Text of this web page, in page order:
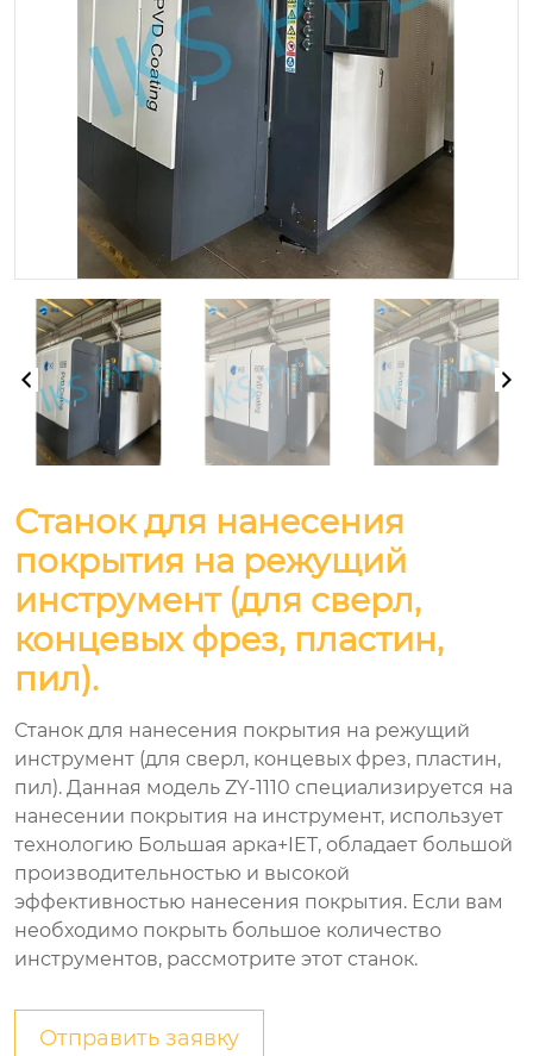
Станок для нанесения
покрытия на режущий
инструмент (для сверл,
концевых фрез, пластин,
пил).
Станок для нанесения покрытия на режущий
инструмент (для сверл, концевых фрез, пластин,
пил). Данная модель ZY-1110 специализируется на
нанесении покрытия на инструмент, использует
технологию Большая арка+IET, обладает большой
производительностью и высокой
эффективностью нанесения покрытия. Если вам
необходимо покрыть большое количество
инструментов, рассмотрите этот станок.
Отправить заявку